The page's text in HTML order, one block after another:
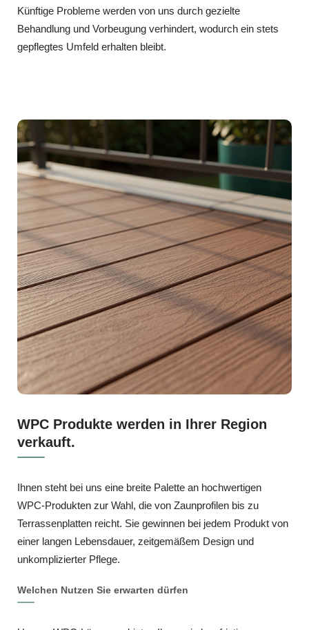
Künftige Probleme werden von uns durch gezielte
Behandlung und Vorbeugung verhindert, wodurch ein stets
gepflegtes Umfeld erhalten bleibt.
WPC Produkte werden in Ihrer Region
verkauft.
Ihnen steht bei uns eine breite Palette an hochwertigen
WPC‑Produkten zur Wahl, die von Zaunprofilen bis zu
Terrassenplatten reicht. Sie gewinnen bei jedem Produkt von
einer langen Lebensdauer, zeitgemäßem Design und
unkomplizierter Pflege.
Welchen Nutzen Sie erwarten dürfen